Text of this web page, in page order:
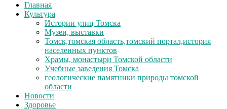
Главная
Культура
Истории улиц Томска
Музеи, выставки
Томск,томская область,томский портал,история
населенных пунктов
Храмы, монастыри Томской области
Учебные заведения Томска
геологические памятники природы томской
области
Новости
Здоровье